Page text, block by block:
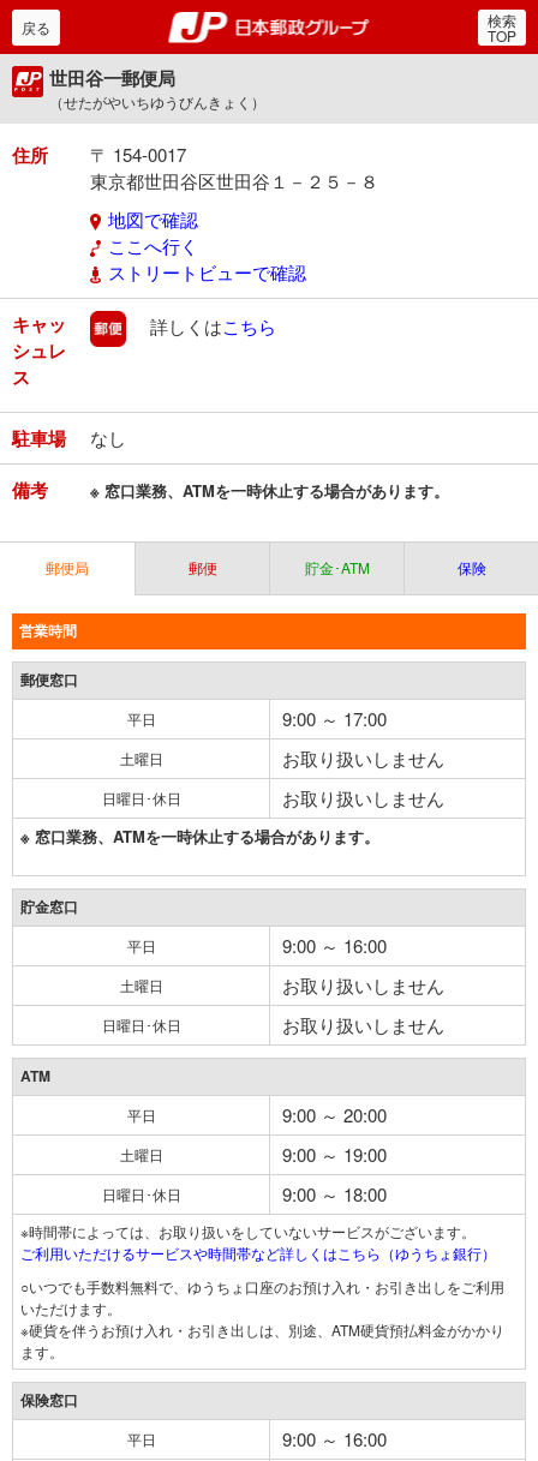
郵便局・日本郵政グルー
戻る 検索
TOP
世田谷一郵便局
（せたがやいちゆうびんきょく）
住所
〒 154-0017
東京都世田谷区世田谷１－２５－８
地図で確認
ここへ行く
ストリートビューで確認
キャッ
シュレ
ス
郵便
詳しくはこちら
駐車場 なし
備考 ※ 窓口業務、ATMを一時休止する場合があります。
郵便局 郵便 貯金･ATM 保険
営業時間
郵便窓口
平日 9:00 ～ 17:00
土曜日 お取り扱いしません
日曜日･休日 お取り扱いしません
※ 窓口業務、ATMを一時休止する場合があります。
貯金窓口
平日 9:00 ～ 16:00
土曜日 お取り扱いしません
日曜日･休日 お取り扱いしません
ATM
平日 9:00 ～ 20:00
土曜日 9:00 ～ 19:00
日曜日･休日 9:00 ～ 18:00
※時間帯によっては、お取り扱いをしていないサービスがございます。
ご利用いただけるサービスや時間帯など詳しくはこちら（ゆうちょ銀行）
○いつでも手数料無料で、ゆうちょ口座のお預け入れ・お引き出しをご利用
いただけます。
※硬貨を伴うお預け入れ・お引き出しは、別途、ATM硬貨預払料金がかかり
ます。
保険窓口
平日 9:00 ～ 16:00